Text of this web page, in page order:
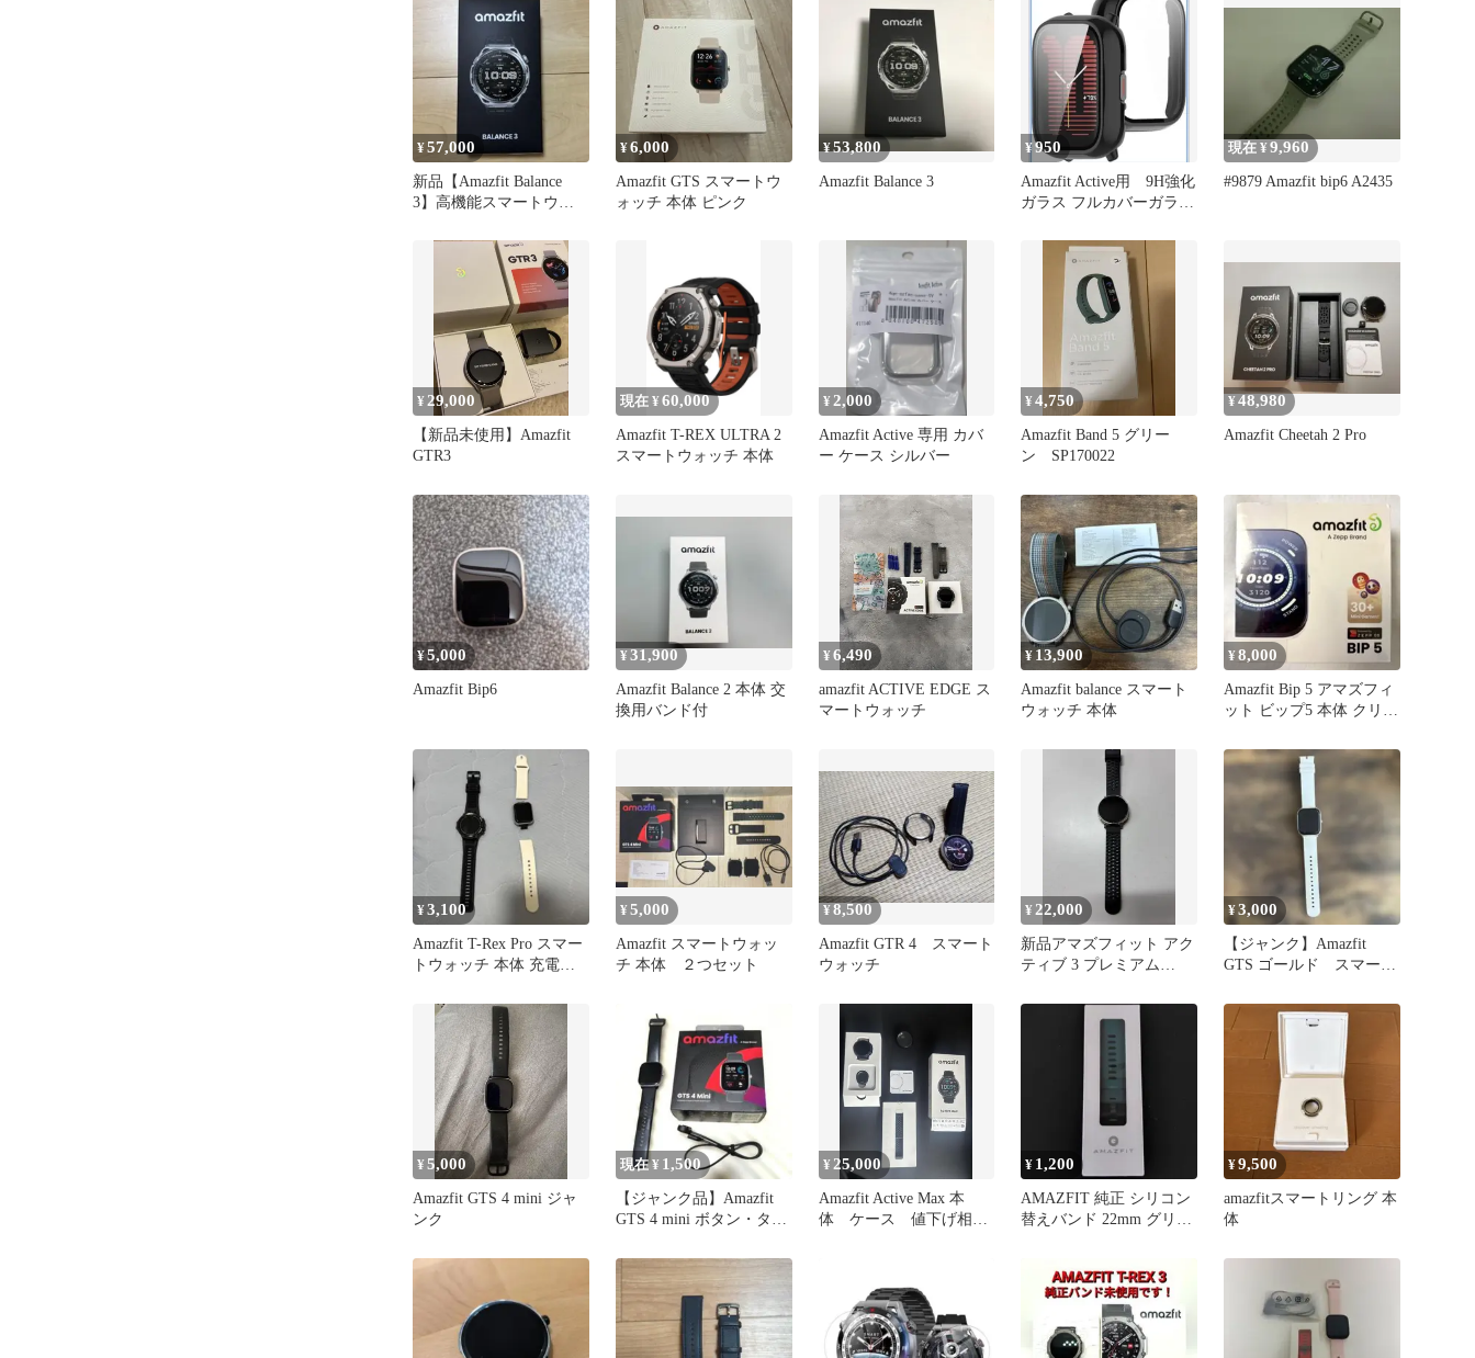
¥57,000
新品【Amazfit Balance
3】高機能スマートウォ
¥6,000
Amazfit GTS スマートウ
ォッチ 本体 ピンク
¥53,800
Amazfit Balance 3
¥950
Amazfit Active用 9H強化
ガラス フルカバーガラス
現在 ¥9,960
#9879 Amazfit bip6 A2435
¥29,000
【新品未使用】Amazfit
GTR3
現在 ¥ 60,000
Amazfit T-REX ULTRA 2
スマートウォッチ 本体
¥2,000
Amazfit Active 専用 カバ
ー ケース シルバー
¥4,750
Amazfit Band 5 グリー
ン SP170022
¥48,980
Amazfit Cheetah 2 Pro
¥5,000
Amazfit Bip6
¥31,900
Amazfit Balance 2 本体 交
換用バンド付
¥6,490
amazfit ACTIVE EDGE ス
マートウォッチ
¥ 13,900
Amazfit balance スマート
ウォッチ 本体
¥8,000
Amazfit Bip 5 アマズフィ
ット ビップ5 本体 クリー
¥3,100
Amazfit T-Rex Pro スマー
トウォッチ 本体 充電器
¥5,000
Amazfit スマートウォッ
チ 本体 ２つセット
¥8,500
Amazfit GTR 4 スマート
ウォッチ
¥22,000
新品アマズフィット アク
ティブ 3 プレミアム
¥3,000
【ジャンク】Amazfit
GTS ゴールド スマート
¥5,000
Amazfit GTS 4 mini ジャ
ンク
現在 ¥ 1,500
【ジャンク品】Amazfit
GTS 4 mini ボタン・タッ
¥25,000
Amazfit Active Max 本
体 ケース 値下げ相談
¥ 1,200
AMAZFIT 純正 シリコン
替えバンド 22mm グリー
¥9,500
amazfitスマートリング 本
体